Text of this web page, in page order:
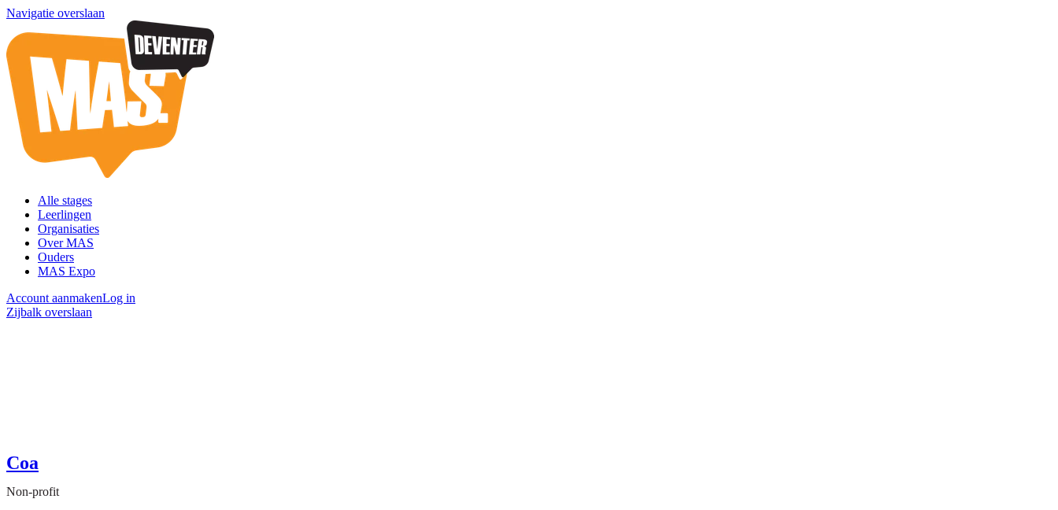
Navigatie overslaan
Alle stages
Leerlingen
Organisaties
Over MAS
Ouders
MAS Expo
Account aanmakenLog in
Zijbalk overslaan
Coa
Non-profit